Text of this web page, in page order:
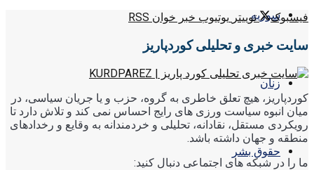
سوریه
زنان
حقوق بشر
فیسبوک
توییتر یوتیوب خبر خوان RSS
سایت خبری و تحلیلی کوردپاریز
کوردپاریز، هیچ تعلق خاطری به گروه، حزب و یا جریان سیاسی، در
میان انبوه سیاست ورزی های رایج احساس نمی کند و تلاش دارد تا
رویکردی مستقل، نقادانه، تحلیلی و خردمندانه به وقایع و رخدادهای
منطقه و جهان داشته باشد.
ما را در شبکه های اجتماعی دنبال کنید: